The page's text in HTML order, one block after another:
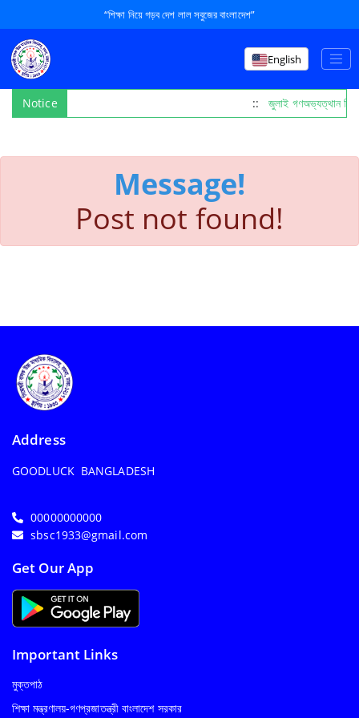
“শিক্ষা নিয়ে গড়ব দেশ লাল সবুজের বাংলাদেশ”
English
Notice :: জুলাই গণঅভ্যত্থান
Message!
Post not found!
Address
GOODLUCK BANGLADESH
00000000000
sbsc1933@gmail.com
Get Our App
Important Links
মুক্তপাঠ
শিক্ষা মন্ত্রণালয়-গণপ্রজাতন্ত্রী বাংলাদেশ সরকার